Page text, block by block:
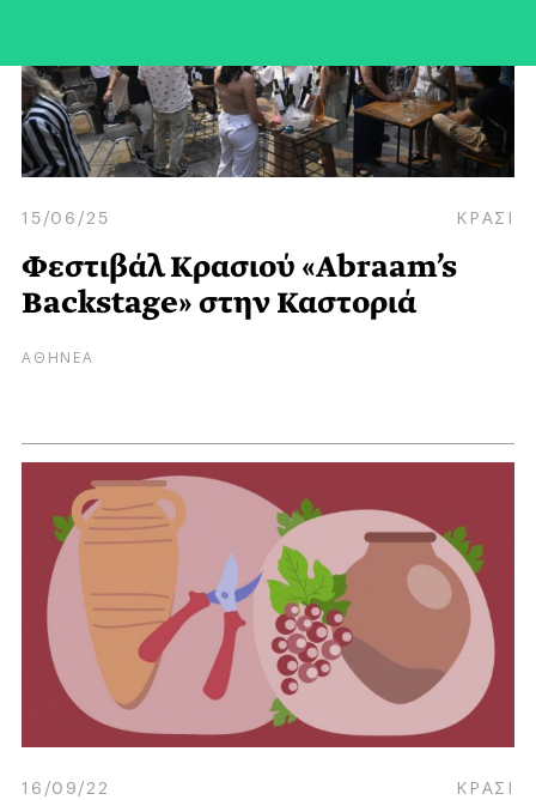
15/06/25 ΚΡΑΣΙ
Φεστιβάλ Κρασιού «Abraam’s
Backstage» στην Καστοριά
ΑΘΗΝΕΑ
16/09/22 ΚΡΑΣΙ